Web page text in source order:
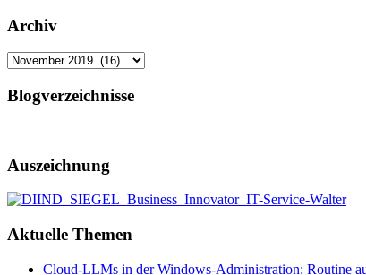
Archiv
Archiv
Blogverzeichnisse
Auszeichnung
Aktuelle Themen
Cloud-LLMs in der Windows-Administration: Routine